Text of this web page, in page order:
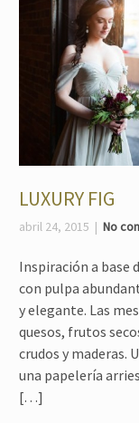
LUXURY FIG
abril 24, 2015 No
Inspiración a base
con pulpa
y elegante. Las
quesos, frutos
crudos y maderas.
una papelería
[…]